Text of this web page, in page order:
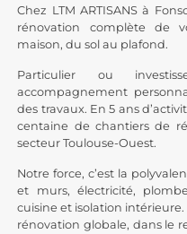
Chez LTM ARTISANS à
rénovation complète de
maison, du sol au plafond.
Particulier ou
accompagnement
des travaux. En 5 ans
centaine de chantiers de
secteur Toulouse-Ouest.
Notre force, c’est la
et murs, électricité,
cuisine et isolation
rénovation globale, dans le